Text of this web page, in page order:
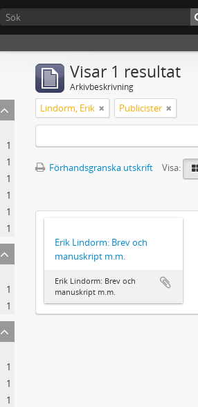
1
1
1
1
1
1
1
1
1
1
1
Visar 1 resultat
Arkivbeskrivning
Lindorm, Erik Publicister
Förhandsgranska utskrift
Visa:
Erik Lindorm: Brev och
manuskript m.m.
Erik Lindorm: Brev och
manuskript m.m.